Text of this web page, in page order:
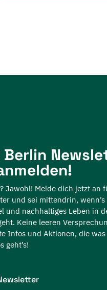
Berlin
Jawohl! Melde dich jetzt an
und sei mittendrin, wenn’s
und nachhaltiges Leben in
Keine leeren
Infos und Aktionen, die was
geht’s!